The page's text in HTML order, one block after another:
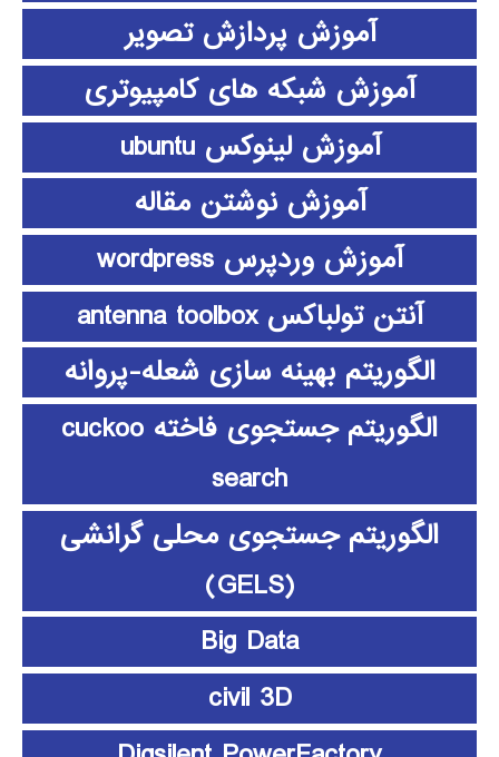
آموزش پردازش تصویر
آموزش شبکه های کامپیوتری
آموزش لینوکس ubuntu
آموزش نوشتن مقاله
آموزش وردپرس wordpress
آنتن تولباکس antenna toolbox
الگوریتم بهینه سازی شعله-پروانه
الگوریتم جستجوی فاخته cuckoo
search
الگوریتم جستجوی محلی گرانشی
(GELS)
Big Data
civil 3D